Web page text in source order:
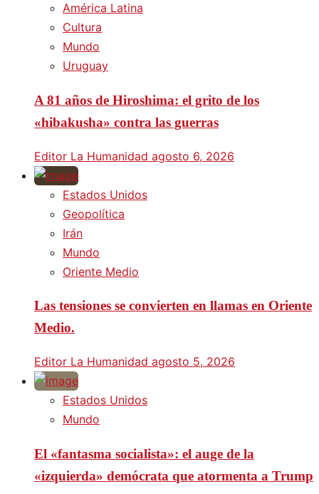
América Latina
Cultura
Mundo
Uruguay
A 81 años de Hiroshima: el grito de los
«hibakusha» contra las guerras
Editor La Humanidad agosto 6, 2026
Estados Unidos
Geopolítica
Irán
Mundo
Oriente Medio
Las tensiones se convierten en llamas en Oriente
Medio.
Editor La Humanidad agosto 5, 2026
Estados Unidos
Mundo
El «fantasma socialista»: el auge de la
«izquierda» demócrata que atormenta a Trump